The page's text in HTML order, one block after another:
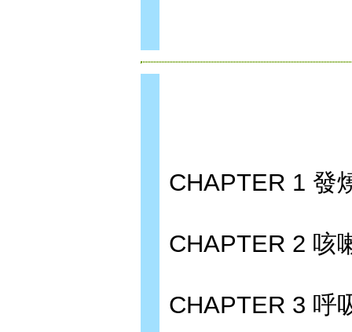
CHAPTER 1 發
CHAPTER 2 咳
CHAPTER 3 呼